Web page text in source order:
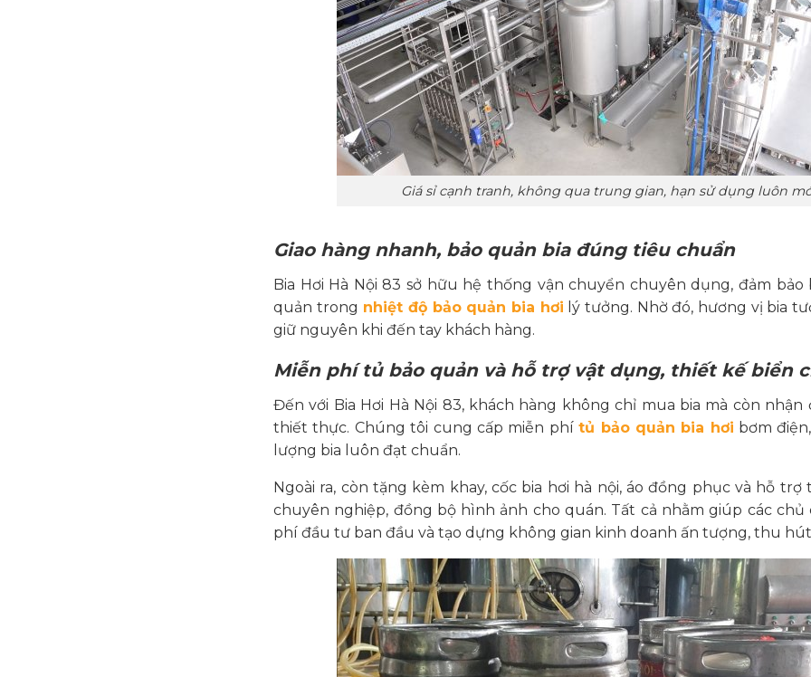
Giá sỉ cạnh tranh, không qua trung gian, hạn sử dụng luôn
Giao hàng nhanh, bảo quản bia đúng tiêu chuẩn
Bia Hơi Hà Nội 83 sở hữu hệ thống vận chuyển chuyên dụng, đảm bảo
quản trong nhiệt độ bảo quản bia hơi lý tưởng. Nhờ đó, hương vị bia
giữ nguyên khi đến tay khách hàng.
Miễn phí tủ bảo quản và hỗ trợ vật dụng, thiết kế biển
Đến với Bia Hơi Hà Nội 83, khách hàng không chỉ mua bia mà còn
thiết thực. Chúng tôi cung cấp miễn phítủ bảo quản bia hơi bơm
lượng bia luôn đạt chuẩn.
Ngoài ra, còn tặng kèm khay,cốc bia hơi hà nội, áo đồng phục và hỗ trợ
chuyên nghiệp, đồng bộ hình ảnh cho quán. Tất cả nhằm giúp các
phí đầu tư ban đầu và tạo dựng không gian kinh doanh ấn tượng, thu